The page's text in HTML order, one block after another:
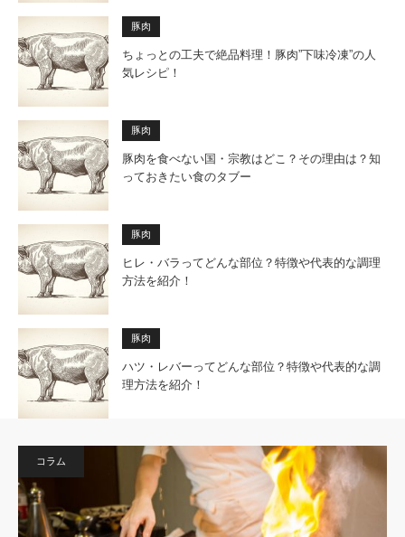
豚肉
ちょっとの工夫で絶品料理！豚肉”下味冷凍”の人
気レシピ！
豚肉
豚肉を食べない国・宗教はどこ？その理由は？知
っておきたい食のタブー
豚肉
ヒレ・バラってどんな部位？特徴や代表的な調理
方法を紹介！
豚肉
ハツ・レバーってどんな部位？特徴や代表的な調
理方法を紹介！
コラム